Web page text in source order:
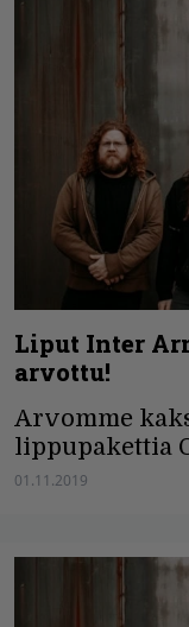
Liput Inter
arvottu!
Arvomme
lippupakettia
01.11.2019